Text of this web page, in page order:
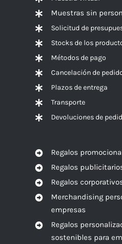
Muestras sin
Solicitud de
Stocks de los
Métodos de pago
Cancelación de
Plazos de entrega
Transporte
Devoluciones de
Regalos
Regalos
Regalos
Merchandising
empresas
Regalos
sostenibles para